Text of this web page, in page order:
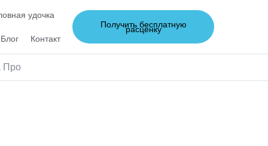
удочка
Блог Контакт
Получить бесплатную
расценку
Про